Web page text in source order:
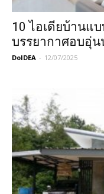
10 ไอเดียบ้านแ
บรรยากาศอบอุ่
DoIDEA - 12/07/2025